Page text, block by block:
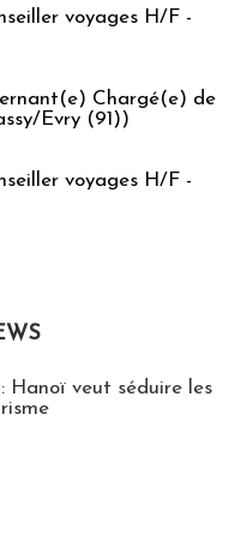
voyages H/F -
Chargé(e) de
Evry (91))
voyages H/F -
Hanoï veut séduire les